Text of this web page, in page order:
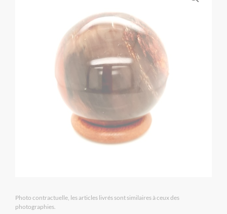
Photo contractuelle, les articles livrés sont similaires à ceux des
photographies.